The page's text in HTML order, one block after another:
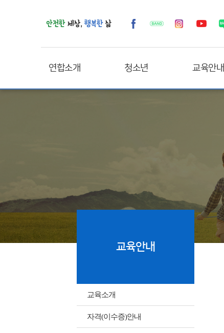
연합소개 청소년 교육안내
교육안내
교육소개
자격(이수증)안내